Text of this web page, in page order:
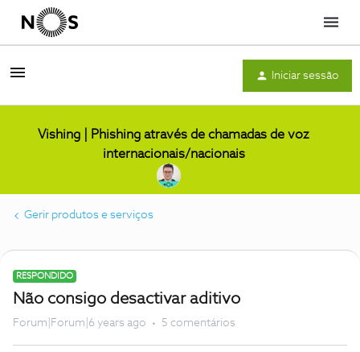
Menu
Iniciar sessão
Vishing | Phishing através de chamadas de voz
internacionais/nacionais
Gerir produtos e serviços
RESPONDIDO
Não consigo desactivar aditivo
Forum|Forum|6 years ago 5 comentários